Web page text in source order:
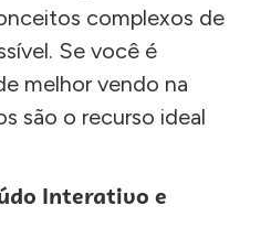
complexos de
Se você é
melhor vendo na
são o recurso ideal
Interativo e